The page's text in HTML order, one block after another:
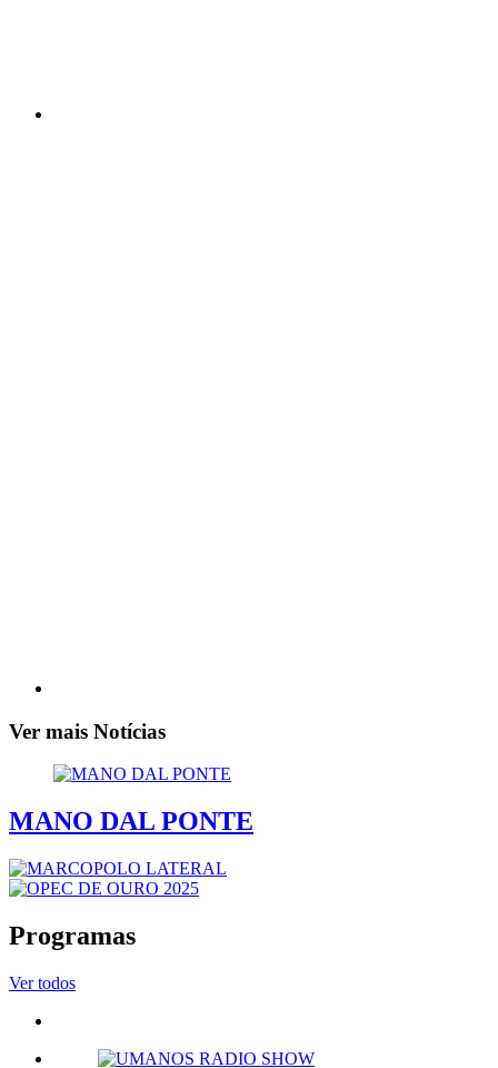
Ver mais Notícias
MANO DAL PONTE
Programas
Ver todos